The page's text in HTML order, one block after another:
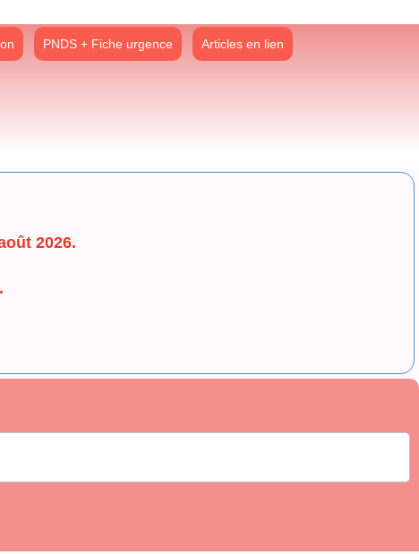
PNDS + Fiche urgence Articles en lien
2026.